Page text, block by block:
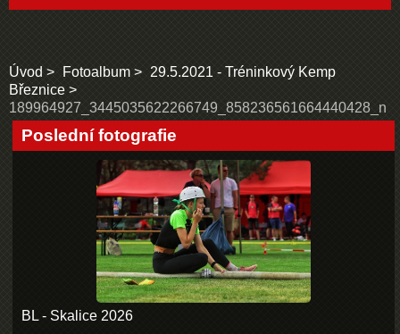
Úvod Fotoalbum
29.5.2021 - Tréninkový Kemp
Březnice
189964927_3445035622266749_858236561664440428_n
Poslední fotografie
BL - Skalice 2026